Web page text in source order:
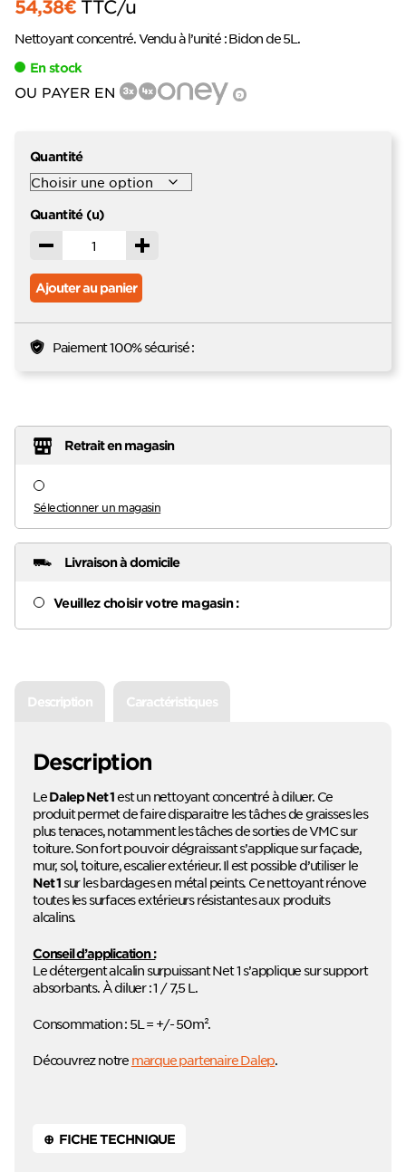
54,38€ TTC/u
Nettoyant concentré. Vendu à l’unité : Bidon de 5L.
En stock
OU PAYER EN ?
Quantité
Quantité (u)
Décrémenter Incrémenter
Ajouter au panier
Paiement 100% sécurisé :
Retrait en magasin
Sélectionner un magasin
Livraison à domicile
Veuillez choisir votre magasin :
Description Caractéristiques
Description
LeDalep Net 1est un nettoyant concentré à diluer. Ce
produit permet de faire disparaitre les tâches de graisses les
plus tenaces, notamment les tâches de sorties de VMC sur
toiture. Son fort pouvoir dégraissant s’applique sur façade,
mur, sol, toiture, escalier extérieur. Il est possible d’utiliser le
Net 1 sur les bardages en métal peints. Ce nettoyant rénove
toutes les surfaces extérieurs résistantes aux produits
alcalins.
Conseil d’application :
Le détergent alcalin surpuissant Net 1 s’applique sur support
absorbants. À diluer : 1 / 7,5 L.
Consommation : 5L = +/- 50m².
Découvrez notre marque partenaire Dalep
⊕ FICHE TECHNIQUE